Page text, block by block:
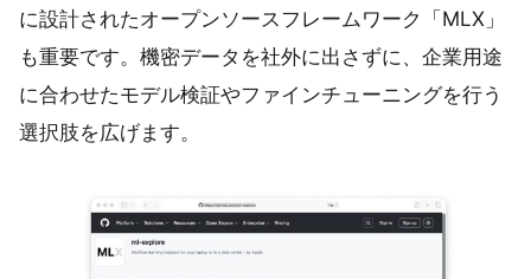
に設計されたオープンソースフレームワーク「MLX」
も重要です。機密データを社外に出さずに、企業用途
に合わせたモデル検証やファインチューニングを行う
選択肢を広げます。